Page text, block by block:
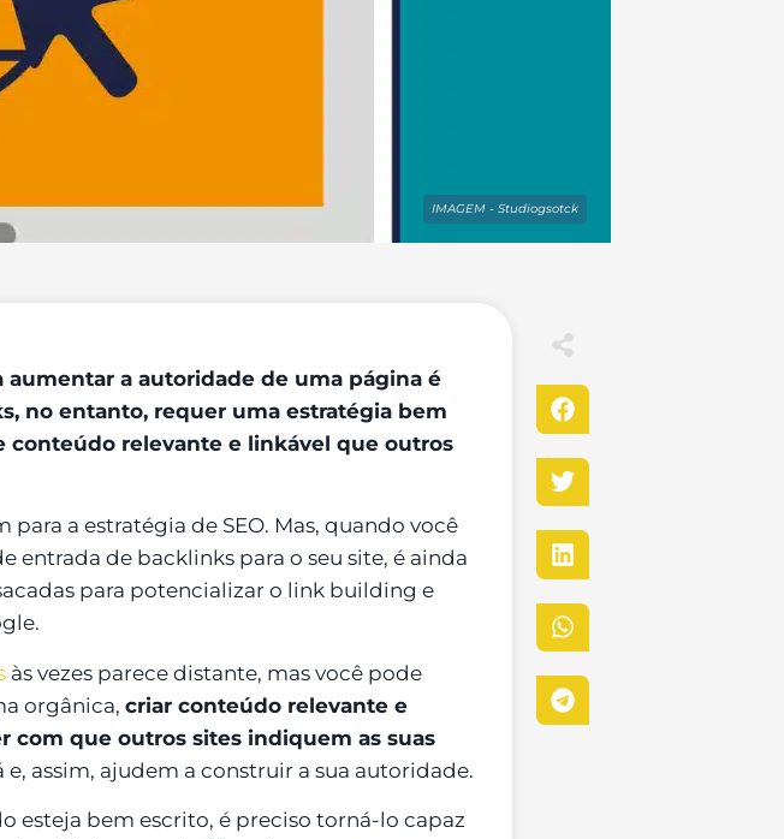
IMAGEM - Studiogsotck
a autoridade de uma página é
no entanto, requer uma estratégia bem
conteúdo relevante e linkável que outros
a estratégia de SEO. Mas, quando você
entrada de backlinks para o seu site, é ainda
para potencializar o link building e
às vezes parece distante, mas você pode
orgânica, criar conteúdo relevante e
com que outros sites indiquem as suas
e, assim, ajudem a construir a sua autoridade.
esteja bem escrito, é preciso torná-lo capaz